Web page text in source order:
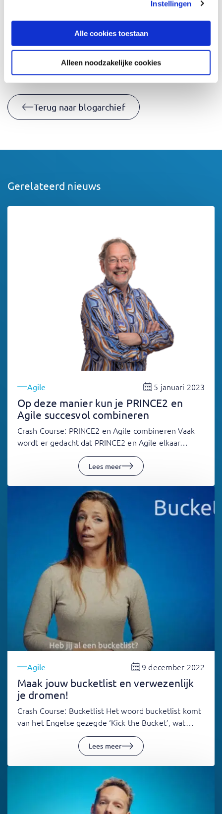
Instellingen
Alle cookies toestaan
Alleen noodzakelijke cookies
Boek een training
Terug naar blogarchief
Gerelateerd nieuws
Agile 5 januari 2023
Op deze manier kun je PRINCE2 en
Agile succesvol combineren
Crash Course: PRINCE2 en Agile combineren Vaak
wordt er gedacht dat PRINCE2 en Agile elkaar…
Lees meer
Agile 9 december 2022
Maak jouw bucketlist en verwezenlijk
je dromen!
Crash Course: Bucketlist Het woord bucketlist komt
van het Engelse gezegde ‘Kick the Bucket’, wat…
Lees meer